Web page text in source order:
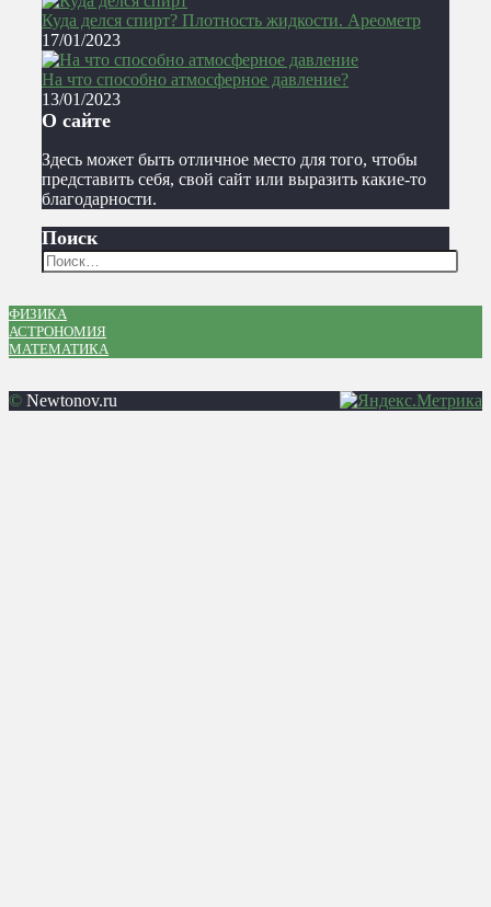
Куда делся спирт? Плотность жидкости. Ареометр
17/01/2023
На что способно атмосферное давление?
13/01/2023
О сайте
Здесь может быть отличное место для того, чтобы
представить себя, свой сайт или выразить какие-то
благодарности.
Поиск
ФИЗИКА
АСТРОНОМИЯ
МАТЕМАТИКА
© Newtonov.ru